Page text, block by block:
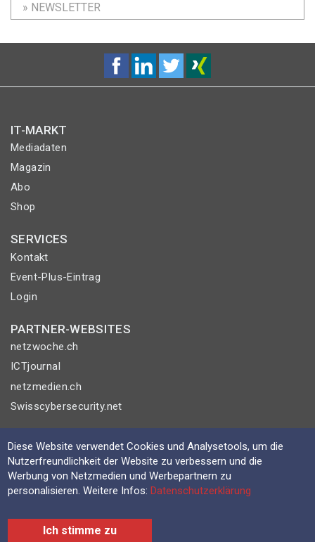
» NEWSLETTER
IT-MARKT
Mediadaten
Magazin
Abo
Shop
SERVICES
Kontakt
Event-Plus-Eintrag
Login
PARTNER-WEBSITES
netzwoche.ch
ICTjournal
netzmedien.ch
Swisscybersecurity.net
Impressum
AGB
Nutzungsbestimmungen
Diese Website verwendet Cookies und Analysetools, um die
Nutzerfreundlichkeit der Website zu verbessern und die
Werbung von Netzmedien und Werbepartnern zu
personalisieren. Weitere Infos:Datenschutzerklärung
Ich stimme zu